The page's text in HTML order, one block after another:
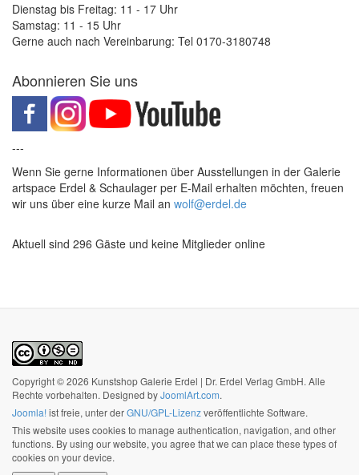
Dienstag bis Freitag: 11 - 17 Uhr
Samstag: 11 - 15 Uhr
Gerne auch nach Vereinbarung: Tel 0170-3180748
Abonnieren Sie uns
---
Wenn Sie gerne Informationen über Ausstellungen in der Galerie
artspace Erdel & Schaulager per E-Mail erhalten möchten, freuen
wir uns über eine kurze Mail an wolf@erdel.de
Aktuell sind 296 Gäste und keine Mitglieder online
Copyright © 2026 Kunstshop Galerie Erdel | Dr. Erdel Verlag GmbH. Alle
Rechte vorbehalten. Designed byJoomlArt.com.
Joomla!ist freie, unter derGNU/GPL-Lizenzveröffentlichte Software.
This website uses cookies to manage authentication, navigation, and other
functions. By using our website, you agree that we can place these types of
cookies on your device.